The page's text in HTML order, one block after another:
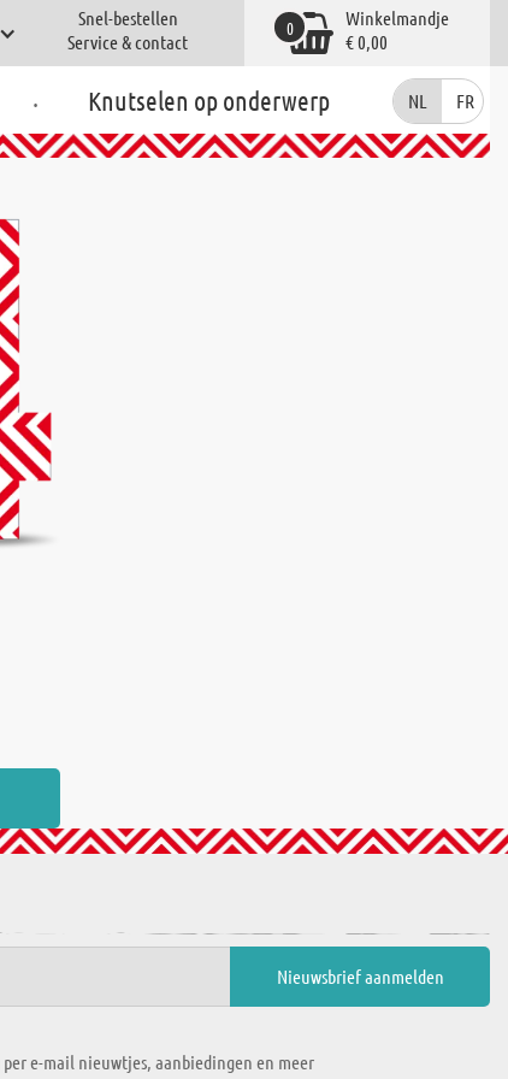
Snel-bestellen
Service & contact
Winkelmandje
€ 0,00
0
. Knutselen op onderwerp NL FR
e-mail nieuwtjes, aanbiedingen en meer